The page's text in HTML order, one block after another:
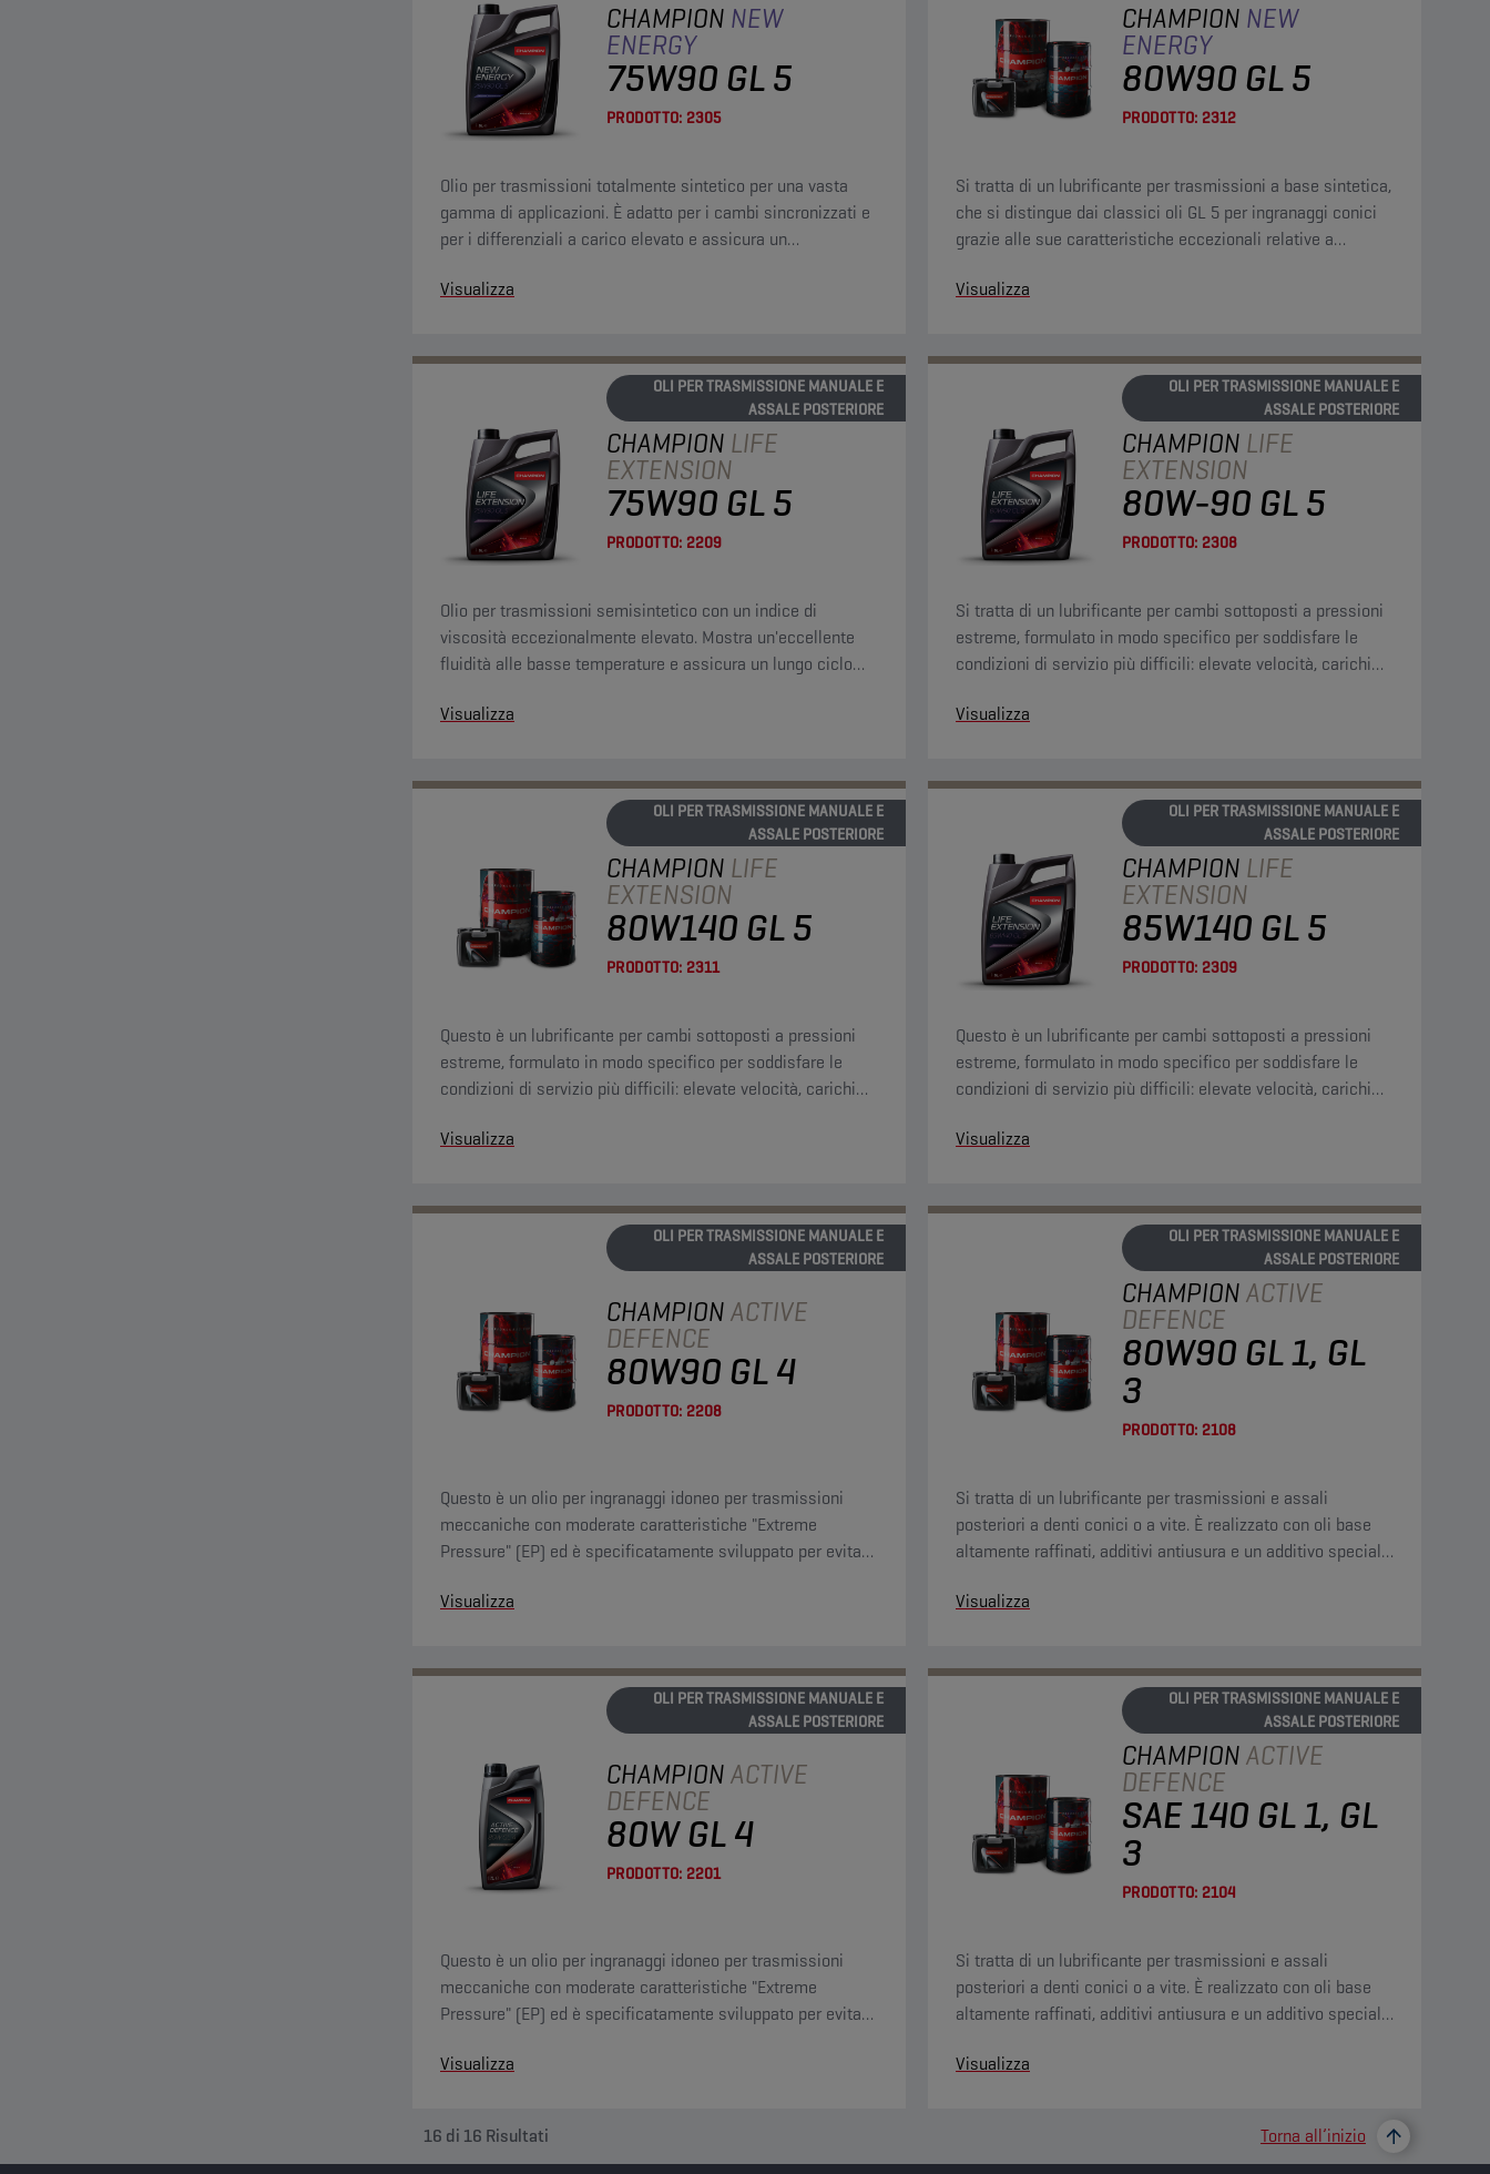
CHAMPION NEW
ENERGY
75W90 GL 5
PRODOTTO: 2305
Olio per trasmissioni totalmente sintetico per una vasta
gamma di applicazioni. È adatto per i cambi sincronizzati e
per i differenziali a carico elevato e assicura un
Visualizza
CHAMPION NEW
ENERGY
80W90 GL 5
PRODOTTO: 2312
Si tratta di un lubrificante per trasmissioni a base sintetica,
che si distingue dai classici oli GL 5 per ingranaggi conici
grazie alle sue caratteristiche eccezionali relative a
l'ossidazione.
Visualizza
OLI PER TRASMISSIONE MANUALE E
ASSALE POSTERIORE
CHAMPION LIFE
EXTENSION
75W90 GL 5
PRODOTTO: 2209
Olio per trasmissioni semisintetico con un indice di
viscosità eccezionalmente elevato. Mostra un'eccellente
fluidità alle basse temperature e assicura un lungo ciclo
Visualizza
OLI PER TRASMISSIONE MANUALE E
ASSALE POSTERIORE
CHAMPION LIFE
EXTENSION
80W-90 GL 5
PRODOTTO: 2308
Si tratta di un lubrificante per cambi sottoposti a pressioni
estreme, formulato in modo specifico per soddisfare le
condizioni di servizio più difficili: elevate velocità, carichi
Visualizza
OLI PER TRASMISSIONE MANUALE E
ASSALE POSTERIORE
CHAMPION LIFE
EXTENSION
80W140 GL 5
PRODOTTO: 2311
Questo è un lubrificante per cambi sottoposti a pressioni
estreme, formulato in modo specifico per soddisfare le
condizioni di servizio più difficili: elevate velocità, carichi
Visualizza
OLI PER TRASMISSIONE MANUALE E
ASSALE POSTERIORE
CHAMPION LIFE
EXTENSION
85W140 GL 5
PRODOTTO: 2309
Questo è un lubrificante per cambi sottoposti a pressioni
estreme, formulato in modo specifico per soddisfare le
condizioni di servizio più difficili: elevate velocità, carichi
Visualizza
OLI PER TRASMISSIONE MANUALE E
ASSALE POSTERIORE
CHAMPIONACTIVE
DEFENCE
80W90 GL 4
PRODOTTO: 2208
Questo è un olio per ingranaggi idoneo per trasmissioni
meccaniche con moderate caratteristiche "Extreme
Pressure" (EP) ed è specificatamente sviluppato per evitare
Visualizza
OLI PER TRASMISSIONE MANUALE E
ASSALE POSTERIORE
CHAMPIONACTIVE
DEFENCE
80W90 GL 1, GL
3
PRODOTTO: 2108
Si tratta di un lubrificante per trasmissioni e assali
posteriori a denti conici o a vite. È realizzato con oli base
altamente raffinati, additivi antiusura e un additivo speciale
Visualizza
OLI PER TRASMISSIONE MANUALE E
ASSALE POSTERIORE
CHAMPIONACTIVE
DEFENCE
80W GL 4
PRODOTTO: 2201
Questo è un olio per ingranaggi idoneo per trasmissioni
meccaniche con moderate caratteristiche "Extreme
Pressure" (EP) ed è specificatamente sviluppato per evitare
Visualizza
OLI PER TRASMISSIONE MANUALE E
ASSALE POSTERIORE
CHAMPIONACTIVE
DEFENCE
SAE 140 GL 1, GL
3
PRODOTTO: 2104
Si tratta di un lubrificante per trasmissioni e assali
posteriori a denti conici o a vite. È realizzato con oli base
altamente raffinati, additivi antiusura e un additivo speciale
Visualizza
16 di 16 Risultati Torna all’inizio